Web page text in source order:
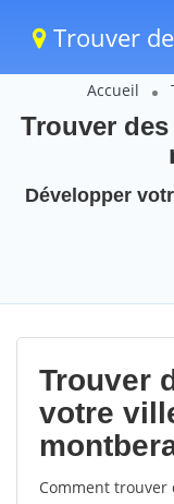
Trouver
Accueil
Trouver
Développer
Trouver
votre
Comment trouver